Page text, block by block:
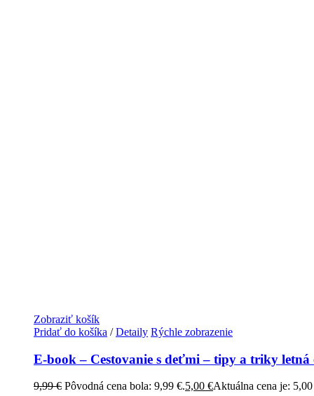
Zobraziť košík
Pridať do košíka / Detaily Rýchle zobrazenie
E-book – Cestovanie s deťmi – tipy a triky letná
9,99€ Pôvodná cena bola: 9,99 €.5,00 €Aktuálna cena je: